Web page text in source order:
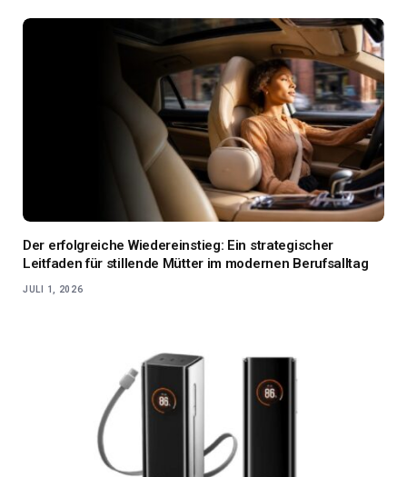
Der erfolgreiche Wiedereinstieg: Ein strategischer
Leitfaden für stillende Mütter im modernen Berufsalltag
JULI 1, 2026